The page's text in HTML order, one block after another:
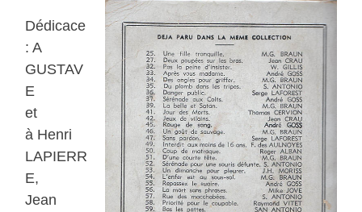
Dédicace
: A
GUSTAV
E
et
à Henri
LAPIERR
E,
Jean